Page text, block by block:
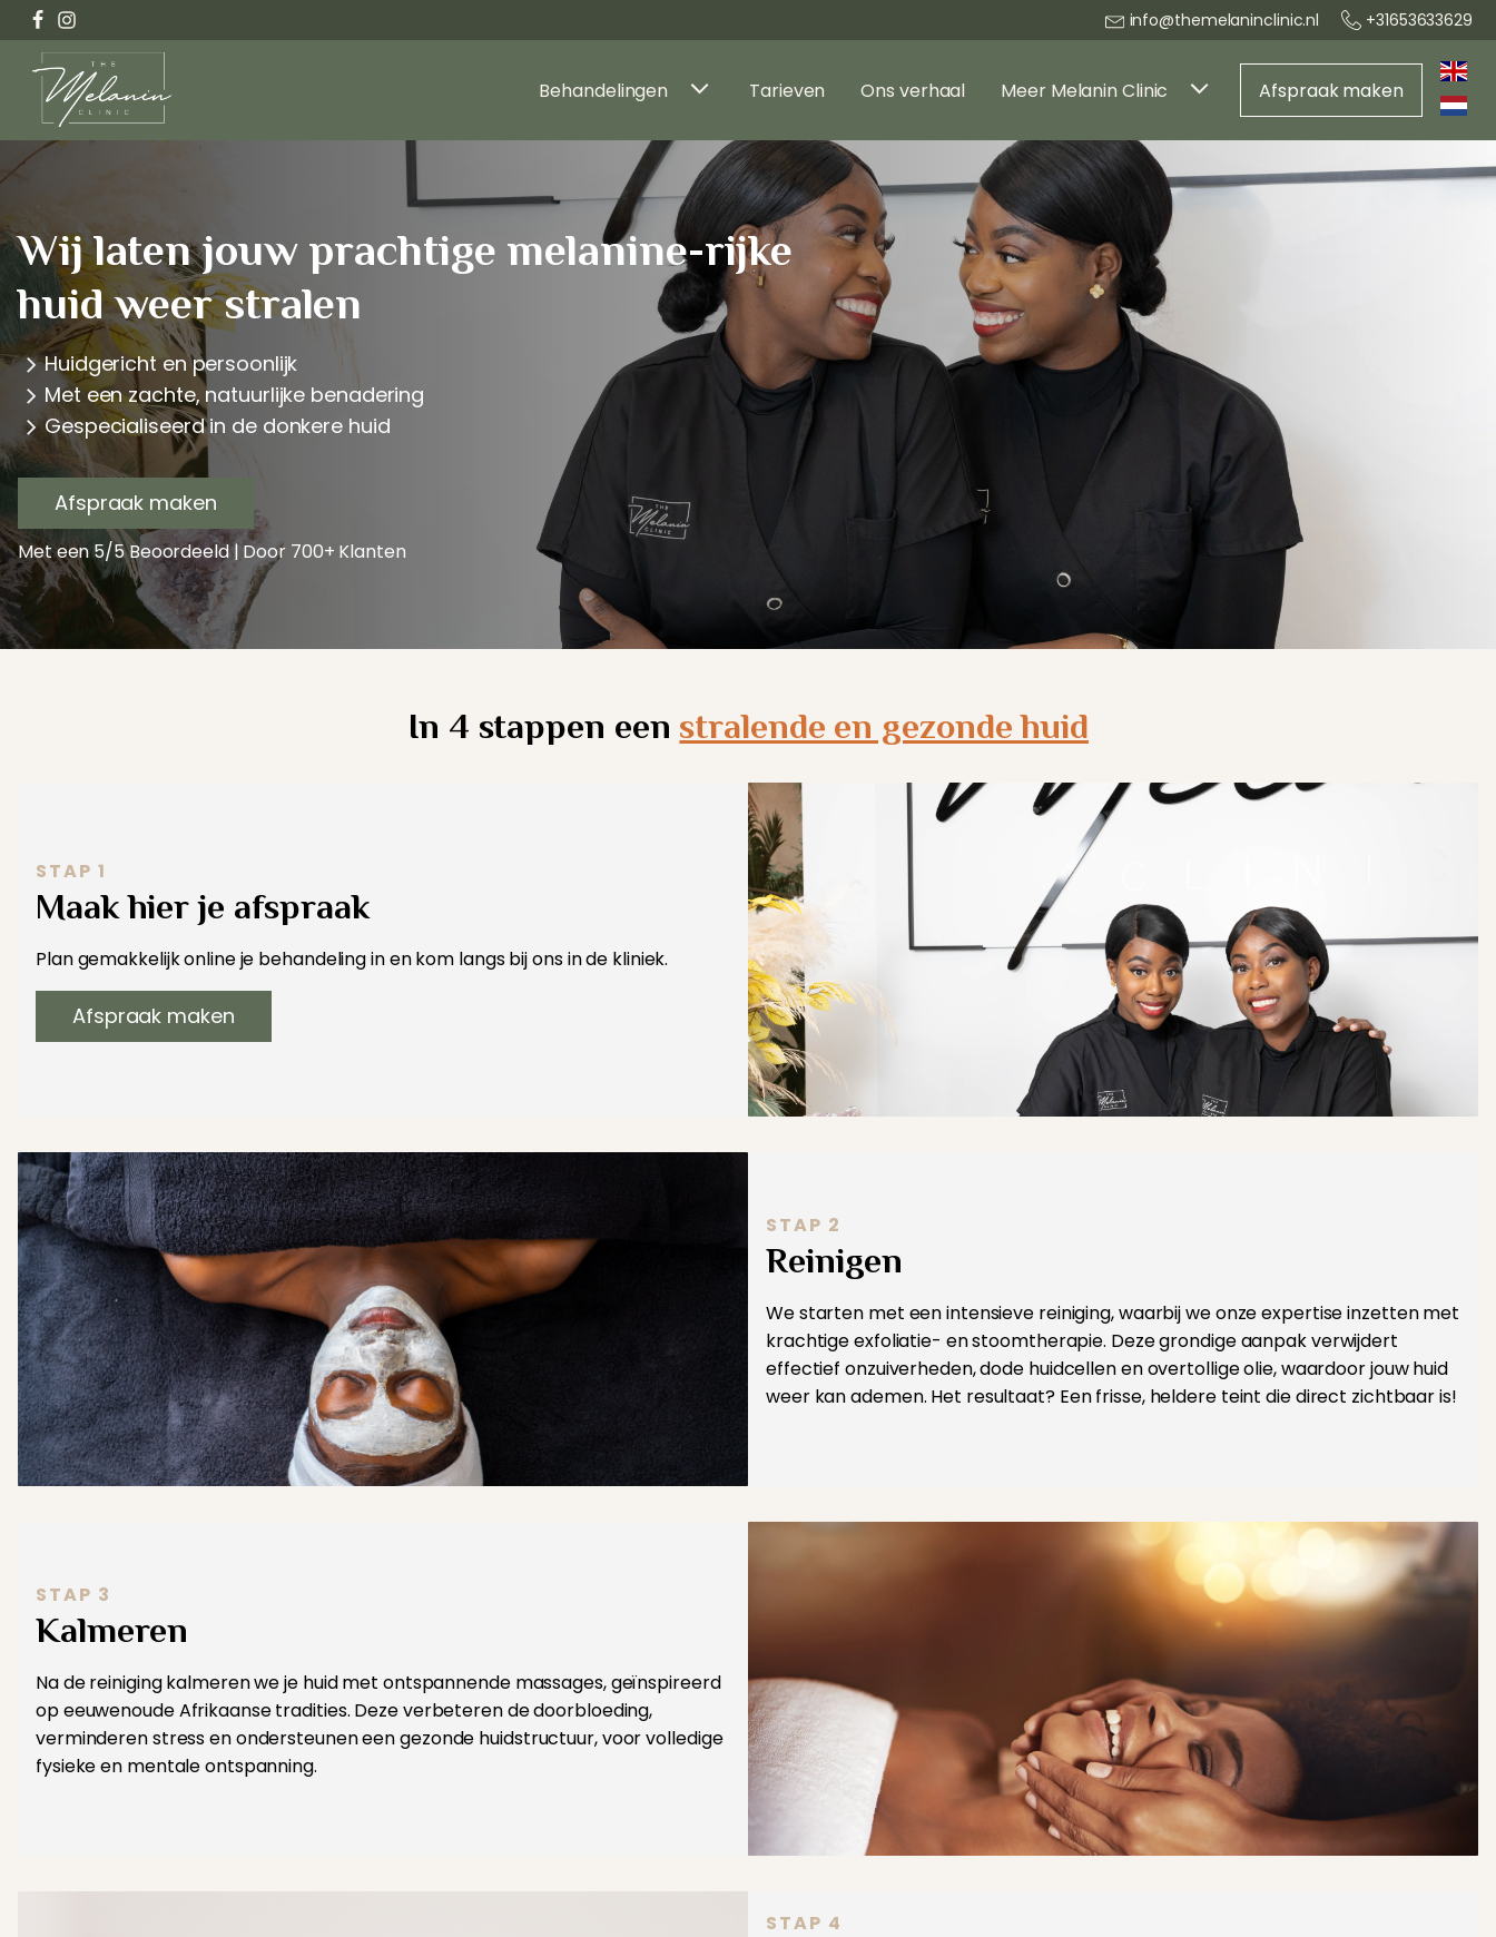
info@themelaninclinic.nl +31653633629
Behandelingen Tarieven Ons verhaal Meer Melanin Clinic Afspraak maken
Wij laten jouw prachtige melanine-rijke
huid weer stralen
Huidgericht en persoonlijk
Met een zachte, natuurlijke benadering
Gespecialiseerd in de donkere huid
Afspraak maken
Met een 5/5 Beoordeeld | Door 700+ Klanten
In 4 stappen een stralende en gezonde huid
STAP 1
Maak hier je afspraak
Plan gemakkelijk online je behandeling in en kom langs bij ons in de kliniek.
Afspraak maken
STAP 2
Reinigen
We starten met een intensieve reiniging, waarbij we onze expertise inzetten met
krachtige exfoliatie- en stoomtherapie. Deze grondige aanpak verwijdert
effectief onzuiverheden, dode huidcellen en overtollige olie, waardoor jouw huid
weer kan ademen. Het resultaat? Een frisse, heldere teint die direct zichtbaar is!
STAP 3
Kalmeren
Na de reiniging kalmeren we je huid met ontspannende massages, geïnspireerd
op eeuwenoude Afrikaanse tradities. Deze verbeteren de doorbloeding,
verminderen stress en ondersteunen een gezonde huidstructuur, voor volledige
fysieke en mentale ontspanning.
STAP 4